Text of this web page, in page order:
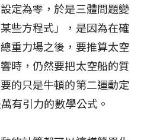
定為零，於是三體問題變
些方程式」，是因為在確
重力場之後，要推算太空
時，仍然要把太空船的質
的只是牛頓的第二運動定
有引力的數學公式。